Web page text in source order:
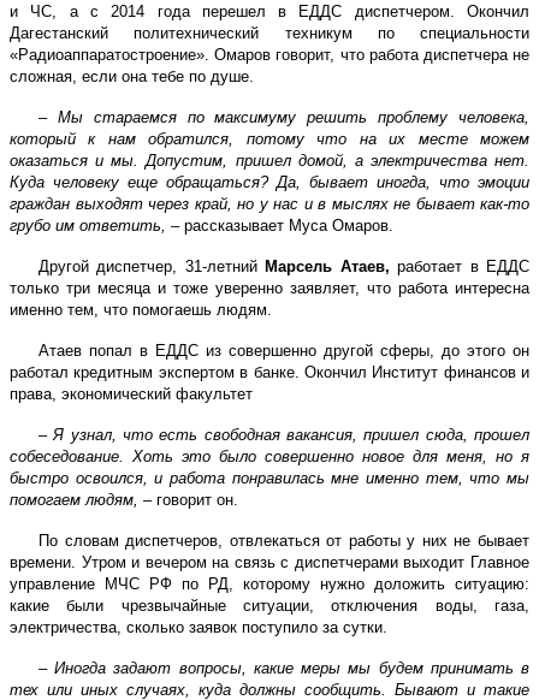
и ЧС, а с 2014 года перешел в ЕДДС диспетчером. Окончил
Дагестанский политехнический техникум по специальности
«Радиоаппаратостроение». Омаров говорит, что работа диспетчера не
сложная, если она тебе по душе.
– Мы стараемся по максимуму решить проблему человека,
который к нам обратился, потому что на их месте можем
оказаться и мы. Допустим, пришел домой, а электричества нет.
Куда человеку еще обращаться? Да, бывает иногда, что эмоции
граждан выходят через край, но у нас и в мыслях не бывает как-то
грубо им ответить, – рассказывает Муса Омаров.
Другой диспетчер, 31-летний Марсель Атаев, работает в ЕДДС
только три месяца и тоже уверенно заявляет, что работа интересна
именно тем, что помогаешь людям.
Атаев попал в ЕДДС из совершенно другой сферы, до этого он
работал кредитным экспертом в банке. Окончил Институт финансов и
права, экономический факультет
–Я узнал, что есть свободная вакансия, пришел сюда, прошел
собеседование. Хоть это было совершенно новое для меня, но я
быстро освоился, и работа понравилась мне именно тем, что мы
помогаем людям, – говорит он.
По словам диспетчеров, отвлекаться от работы у них не бывает
времени. Утром и вечером на связь с диспетчерами выходит Главное
управление МЧС РФ по РД, которому нужно доложить ситуацию:
какие были чрезвычайные ситуации, отключения воды, газа,
электричества, сколько заявок поступило за сутки.
–Иногда задают вопросы, какие меры мы будем принимать в
тех или иных случаях, куда должны сообщить. Бывают и такие